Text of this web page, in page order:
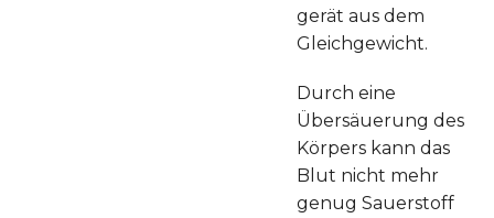
gerät aus dem
Gleichgewicht.
Durch eine
Übersäuerung des
Körpers kann das
Blut nicht mehr
genug Sauerstoff